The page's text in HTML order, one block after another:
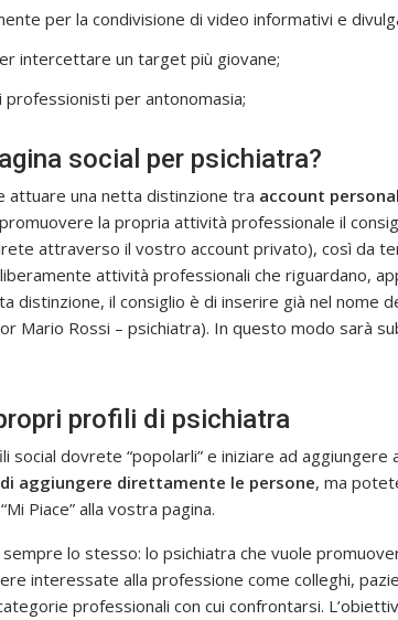
per la condivisione di video informativi e
intercettare un target più giovane;
professionisti per antonomasia;
social per psichiatra?
attuare una netta distinzione tra account
la propria attività professionale il
attraverso il vostro account privato), così da
attività professionali che riguardano,
distinzione, il consiglio è di inserire già nel nome
Mario Rossi – psichiatra). In questo modo sarà
profili di psichiatra
dovrete “popolarli” e iniziare ad aggiungere
aggiungere direttamente le persone, ma
Piace” alla vostra pagina.
lo stesso: lo psichiatra che vuole
interessate alla professione come colleghi,
professionali con cui confrontarsi.